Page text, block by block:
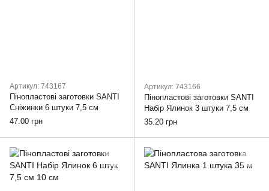
Артикул: 743167
Пінопластові заготовки SANTI
Сніжинки 6 штуки 7,5 см
47.00 грн
Артикул: 743166
Пінопластові заготовки SANTI
Набір Ялинок 3 штуки 7,5 см
35.20 грн